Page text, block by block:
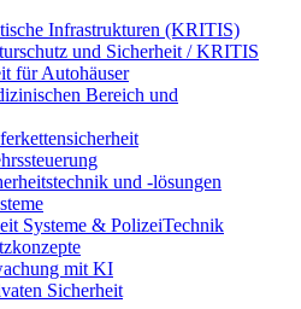
Infrastrukturen (KRITIS)
und Sicherheit / KRITIS
für Autohäuser
Bereich und
und -lösungen
Systeme & PolizeiTechnik
mit KI
Sicherheit